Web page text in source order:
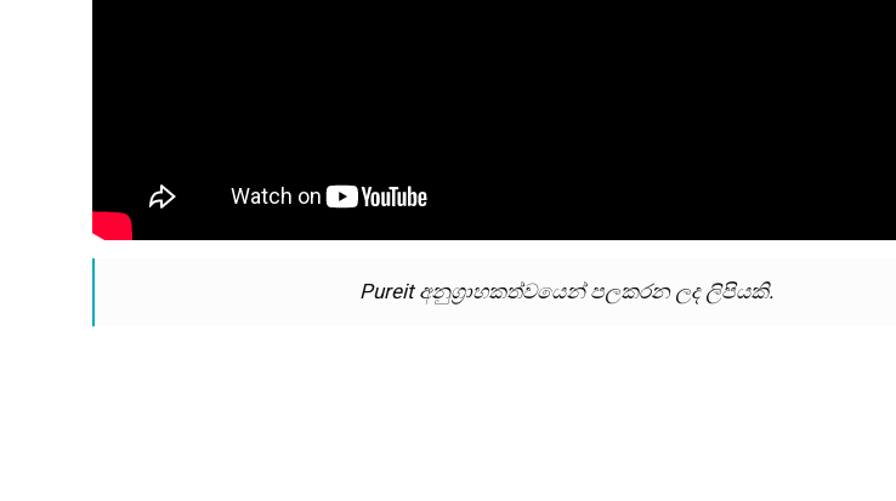
Pureit අනුග්‍රාහකත්වයෙන් පලකරන ලද ලිපියකි.